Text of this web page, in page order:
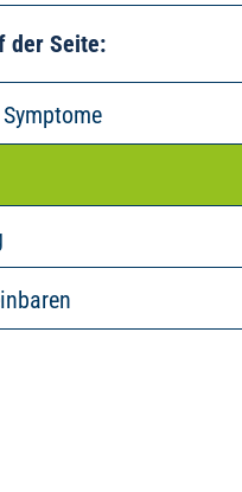
der Seite: